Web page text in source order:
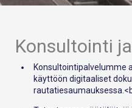
Konsultointi
Konsultointipalvelumme
käyttöön digitaaliset